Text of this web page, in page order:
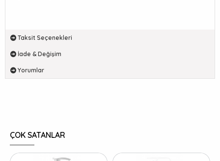
Taksit Seçenekleri
İade & Değişim
Yorumlar
ÇOK SATANLAR